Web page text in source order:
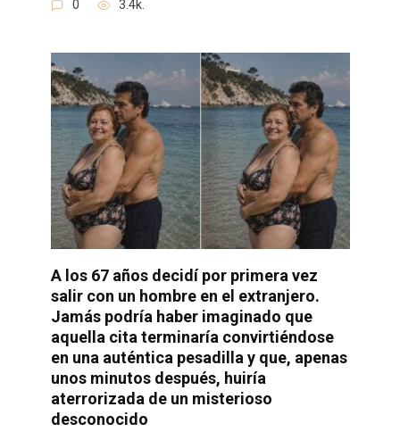
0 3.4k.
A los 67 años decidí por primera vez
salir con un hombre en el extranjero.
Jamás podría haber imaginado que
aquella cita terminaría convirtiéndose
en una auténtica pesadilla y que, apenas
unos minutos después, huiría
aterrorizada de un misterioso
desconocido